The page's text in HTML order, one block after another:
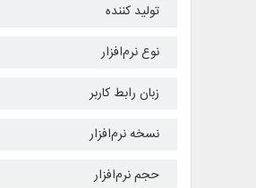
تولید کننده
نوع نرم‌افزار
زبان رابط کاربر
نسخه نرم‌افزار
حجم نرم‌افزار